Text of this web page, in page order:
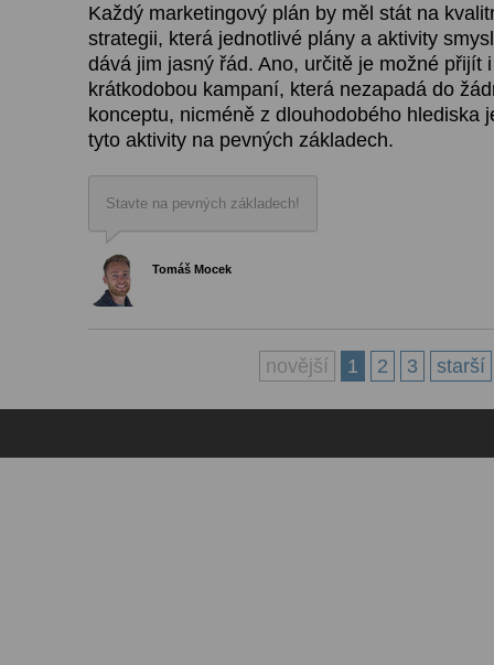
Každý marketingový plán by měl stát na
strategii, která jednotlivé plány a aktivity
dává jim jasný řád. Ano, určitě je možné přijít
krátkodobou kampaní, která nezapadá do
konceptu, nicméně z dlouhodobého hlediska
tyto aktivity na pevných základech.
Stavte na pevných základech!
Tomáš Mocek
novější 1 2 3 starší